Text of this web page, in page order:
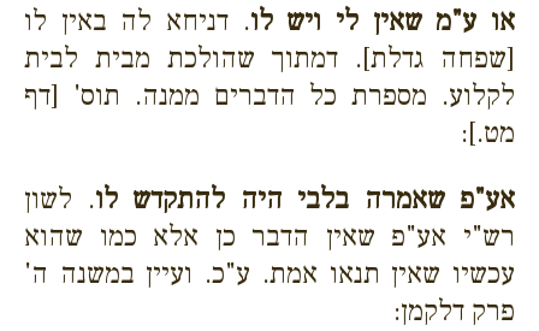
או ע"מ שאין לי ויש לו. דניחא לה באין לו
[שפחה גדלת]. דמתוך שהולכת מבית לבית
לקלוע. מספרת כל הדברים ממנה. תוס' [דף
מט.]:
אע"פ שאמרה בלבי היה להתקדש לו. לשון
רש"י אע"פ שאין הדבר כן אלא כמו שהוא
עכשיו שאין תנאו אמת. ע"כ. ועיין במשנה ה'
פרק דלקמן: